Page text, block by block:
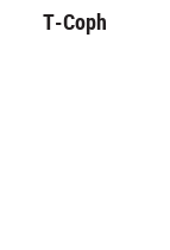
T-Coph